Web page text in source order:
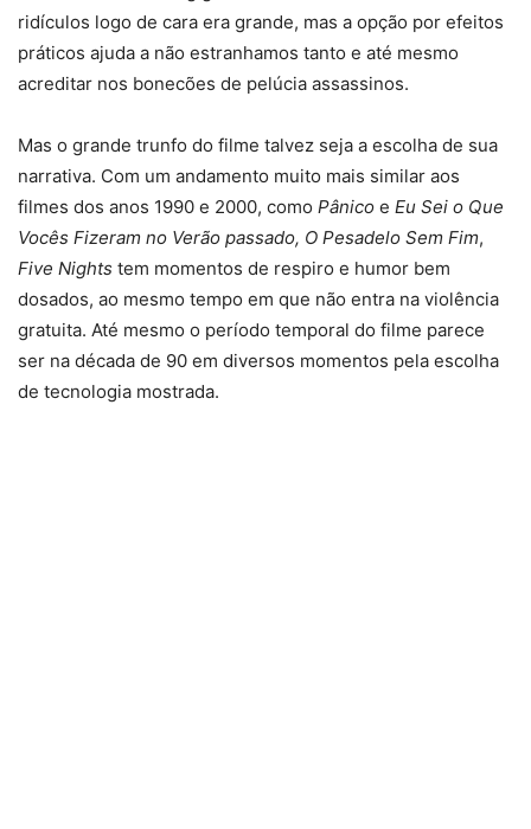
ridículos logo de cara era grande, mas a opção por efeitos
práticos ajuda a não estranhamos tanto e até mesmo
acreditar nos bonecões de pelúcia assassinos.
Mas o grande trunfo do filme talvez seja a escolha de sua
narrativa. Com um andamento muito mais similar aos
filmes dos anos 1990 e 2000, como Pânico e Eu Sei o Que
Vocês Fizeram no Verão passado, O Pesadelo Sem Fim,
Five Nights tem momentos de respiro e humor bem
dosados, ao mesmo tempo em que não entra na violência
gratuita. Até mesmo o período temporal do filme parece
ser na década de 90 em diversos momentos pela escolha
de tecnologia mostrada.